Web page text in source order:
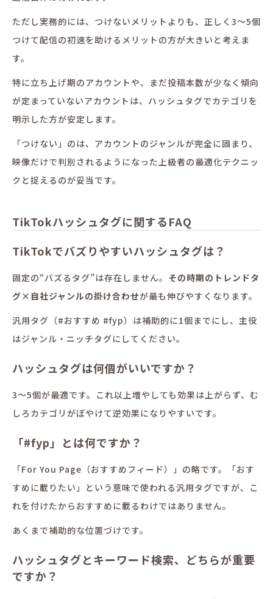
ただし実務的には、つけないメリットよりも、正しく3〜5個
つけて配信の初速を助けるメリットの方が大きいと考えま
す。
特に立ち上げ期のアカウントや、まだ投稿本数が少なく傾向
が定まっていないアカウントは、ハッシュタグでカテゴリを
明示した方が安定します。
「つけない」のは、アカウントのジャンルが完全に固まり、
映像だけで判別されるようになった上級者の最適化テクニッ
クと捉えるのが妥当です。
TikTokハッシュタグに関するFAQ
TikTokでバズりやすいハッシュタグは？
固定の“バズるタグ”は存在しません。 その時期のトレンドタ
グ×自社ジャンルの掛け合わせが最も伸びやすくなります。
汎用タグ（#おすすめ #fyp）は補助的に1個までにし、主役
はジャンル・ニッチタグにしてください。
ハッシュタグは何個がいいですか？
3〜5個が最適です。これ以上増やしても効果は上がらず、む
しろカテゴリがぼやけて逆効果になりやすいです。
「#fyp」とは何ですか？
「For You Page（おすすめフィード）」の略です。「おす
すめに載りたい」という意味で使われる汎用タグですが、こ
れを付けたからおすすめに載るわけではありません。
あくまで補助的な位置づけです。
ハッシュタグとキーワード検索、どちらが重要
ですか？